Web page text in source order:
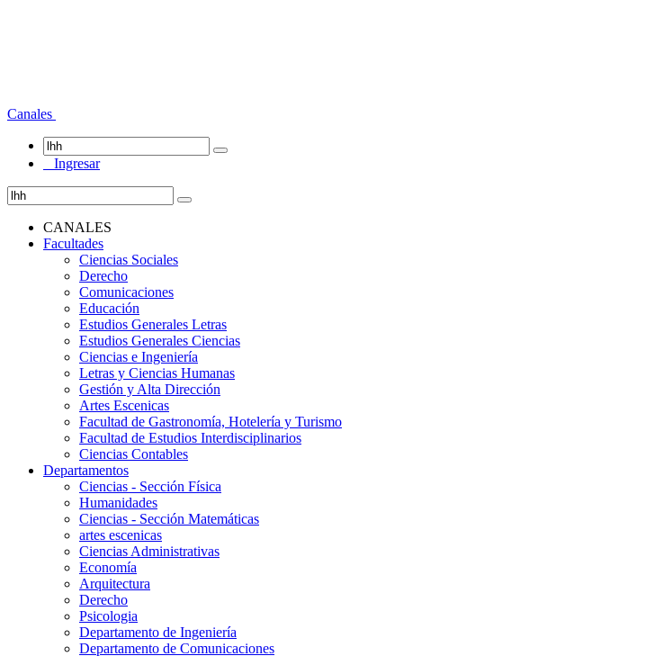
Canales
Ingresar
CANALES
Facultades
Ciencias Sociales
Derecho
Comunicaciones
Educación
Estudios Generales Letras
Estudios Generales Ciencias
Ciencias e Ingeniería
Letras y Ciencias Humanas
Gestión y Alta Dirección
Artes Escenicas
Facultad de Gastronomía, Hotelería y Turismo
Facultad de Estudios Interdisciplinarios
Ciencias Contables
Departamentos
Ciencias - Sección Física
Humanidades
Ciencias - Sección Matemáticas
artes escenicas
Ciencias Administrativas
Economía
Arquitectura
Derecho
Psicologia
Departamento de Ingeniería
Departamento de Comunicaciones